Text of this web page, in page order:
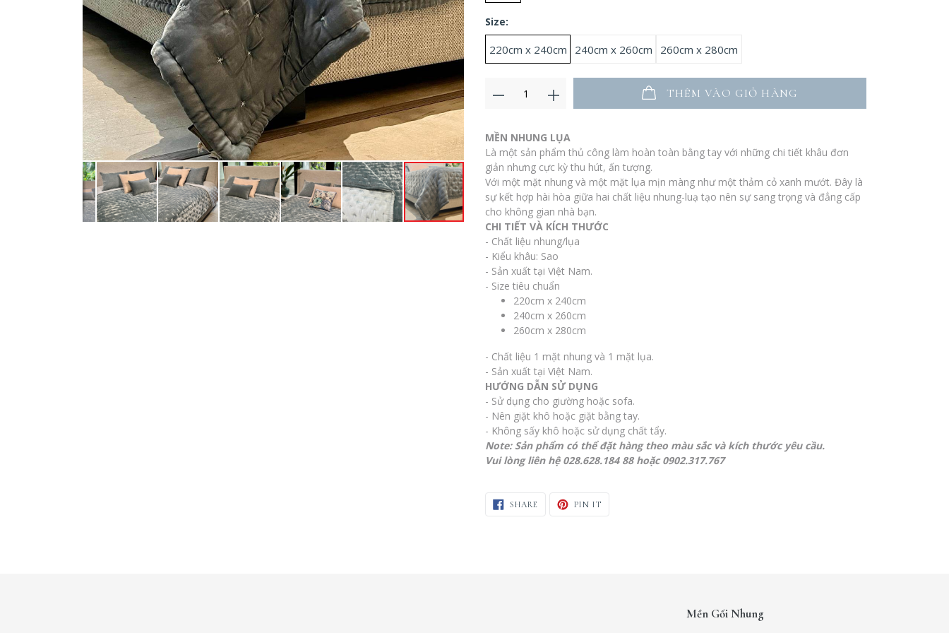
Size:
220cm x 240cm 240cm x 260cm 260cm x 280cm
THÊM VÀO GIỎ HÀNG
MỀN NHUNG LỤA
Là một sản phẩm thủ công làm hoàn toàn bằng tay với những chi tiết khâu đơn
giản nhưng cực kỳ thu hút, ấn tượng.
Với một mặt nhung và một mặt lụa mịn màng như một thảm cỏ xanh mướt. Đây là
sự kết hợp hài hòa giữa hai chất liệu nhung-luạ tạo nên sự sang trọng và đẳng cấp
cho không gian nhà bạn.
CHI TIẾT VÀ KÍCH THƯỚC
- Chất liệu nhung/lụa
- Kiểu khâu: Sao
- Sản xuất tại Việt Nam.
- Size tiêu chuẩn
220cm x 240cm
240cm x 260cm
260cm x 280cm
- Chất liệu 1 mặt nhung và 1 mặt lụa.
- Sản xuất tại Việt Nam.
HƯỚNG DẪN SỬ DỤNG
- Sử dụng cho giường hoặc sofa.
- Nên giặt khô hoặc giặt bằng tay.
- Không sấy khô hoặc sử dụng chất tẩy.
Note: Sản phẩm có thể đặt hàng theo màu sắc và kích thước yêu cầu.
Vui lòng liên hệ 028.628.184 88 hoặc 0902.317.767
SHARE SHARE ON FACEBOOK
PIN ITPIN ON PINTEREST
Mền Gối Nhung